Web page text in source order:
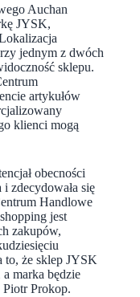
Auchan
JYSK,
jednym z dwóch
sklepu.
artykułów
klienci mogą
obecności
zdecydowała się
Handlowe
jest
zakupów,
to, że sklep JYSK
marka będzie
Piotr Prokop.